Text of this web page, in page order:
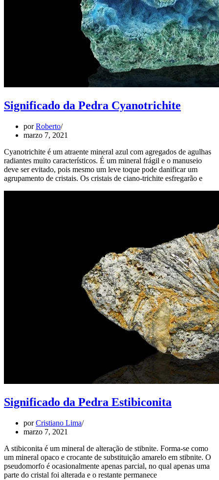
Significado da Pedra Cyanotrichite
porRoberto
marzo 7, 2021
Cyanotrichite é um atraente mineral azul com agregados de agulhas
radiantes muito característicos. É um mineral frágil e o manuseio
deve ser evitado, pois mesmo um leve toque pode danificar um
agrupamento de cristais. Os cristais de ciano-trichite esfregarão e
Significado da Pedra Estibiconita
porCristiano Lima
marzo 7, 2021
A stibiconita é um mineral de alteração de stibnite. Forma-se como
um mineral opaco e crocante de substituição amarelo em stibnite. O
pseudomorfo é ocasionalmente apenas parcial, no qual apenas uma
parte do cristal foi alterada e o restante permanece